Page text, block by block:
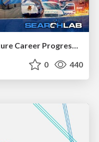
0 440